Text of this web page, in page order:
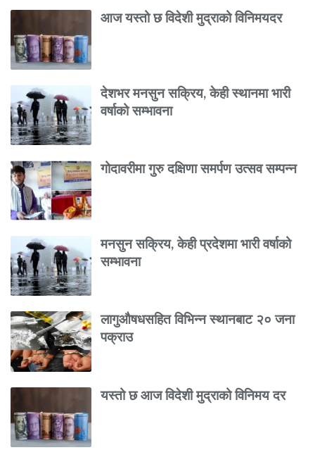
आज यस्तो छ विदेशी मुद्राको विनिमयदर
देशभर मनसुन सक्रिय, केही स्थानमा भारी
वर्षाको सम्भावना
गोदावरीमा गुरु दक्षिणा समर्पण उत्सव सम्पन्न
मनसुन सक्रिय, केही प्रदेशमा भारी वर्षाको
सम्भावना
लागुऔषधसहित विभिन्न स्थानबाट २० जना
पक्राउ
यस्तो छ आज विदेशी मुद्राको विनिमय दर